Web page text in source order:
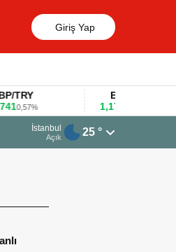
Giriş Yap
EUR/USD
1,17810,47%
13 Mart 2026 - 06:55
Huawei KOBİ’ler
İstanbul
Açık 25 °